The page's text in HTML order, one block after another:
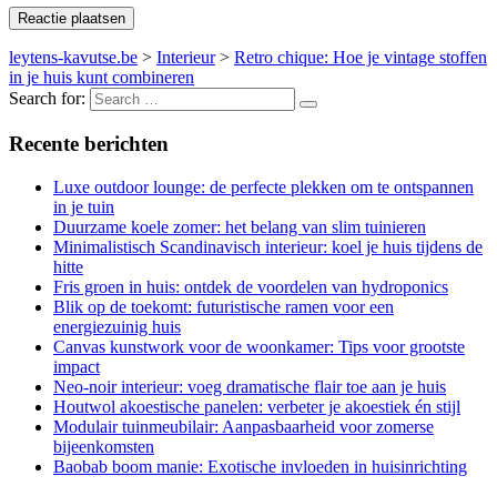
leytens-kavutse.be > Interieur> Retro chique: Hoe je vintage stoffen
in je huis kunt combineren
Search for:
Recente berichten
Luxe outdoor lounge: de perfecte plekken om te ontspannen
in je tuin
Duurzame koele zomer: het belang van slim tuinieren
Minimalistisch Scandinavisch interieur: koel je huis tijdens de
hitte
Fris groen in huis: ontdek de voordelen van hydroponics
Blik op de toekomt: futuristische ramen voor een
energiezuinig huis
Canvas kunstwork voor de woonkamer: Tips voor grootste
impact
Neo-noir interieur: voeg dramatische flair toe aan je huis
Houtwol akoestische panelen: verbeter je akoestiek én stijl
Modulair tuinmeubilair: Aanpasbaarheid voor zomerse
bijeenkomsten
Baobab boom manie: Exotische invloeden in huisinrichting